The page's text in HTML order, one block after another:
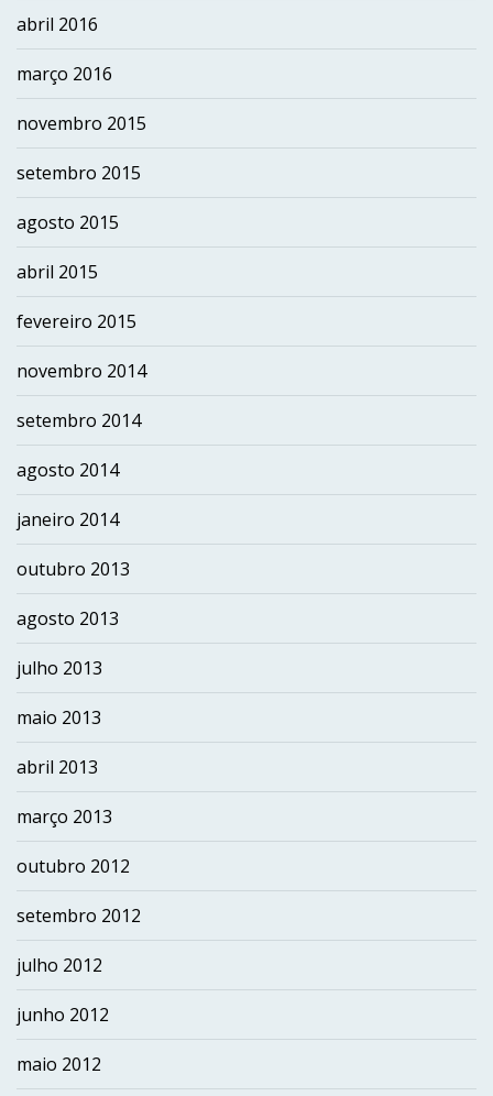
abril 2016
março 2016
novembro 2015
setembro 2015
agosto 2015
abril 2015
fevereiro 2015
novembro 2014
setembro 2014
agosto 2014
janeiro 2014
outubro 2013
agosto 2013
julho 2013
maio 2013
abril 2013
março 2013
outubro 2012
setembro 2012
julho 2012
junho 2012
maio 2012